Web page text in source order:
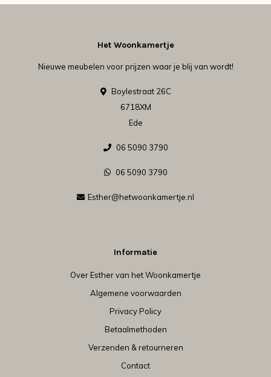
Het Woonkamertje
Nieuwe meubelen voor prijzen waar je blij van wordt!
Boylestraat 26C
6718XM
Ede
06 5090 3790
06 5090 3790
Esther@hetwoonkamertje.nl
Informatie
Over Esther van het Woonkamertje
Algemene voorwaarden
Privacy Policy
Betaalmethoden
Verzenden & retourneren
Contact